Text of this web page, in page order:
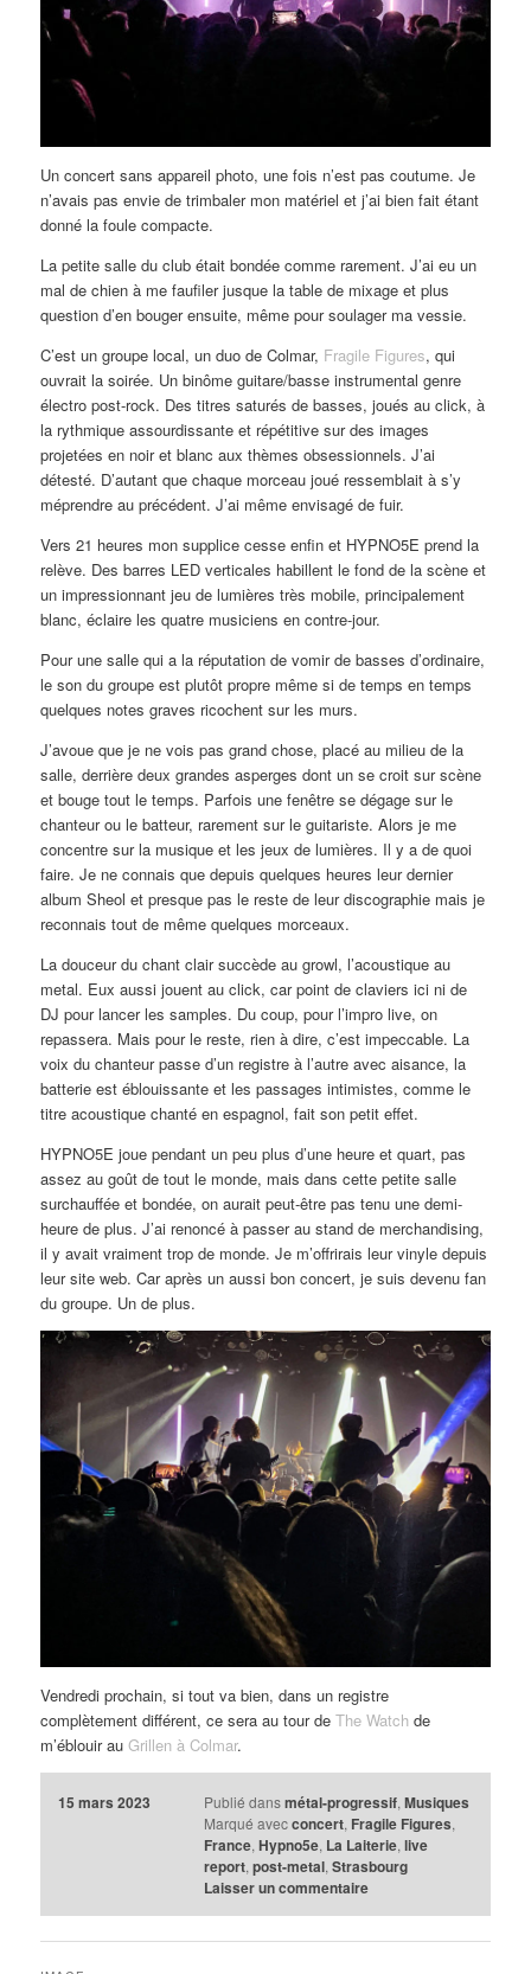
Un concert sans appareil photo, une fois n’est pas coutume. Je
n’avais pas envie de trimbaler mon matériel et j’ai bien fait étant
donné la foule compacte.
La petite salle du club était bondée comme rarement. J’ai eu un
mal de chien à me faufiler jusque la table de mixage et plus
question d’en bouger ensuite, même pour soulager ma vessie.
C’est un groupe local, un duo de Colmar, Fragile Figures, qui
ouvrait la soirée. Un binôme guitare/basse instrumental genre
électro post-rock. Des titres saturés de basses, joués au click, à
la rythmique assourdissante et répétitive sur des images
projetées en noir et blanc aux thèmes obsessionnels. J’ai
détesté. D’autant que chaque morceau joué ressemblait à s’y
méprendre au précédent. J’ai même envisagé de fuir.
Vers 21 heures mon supplice cesse enfin et HYPNO5E prend la
relève. Des barres LED verticales habillent le fond de la scène et
un impressionnant jeu de lumières très mobile, principalement
blanc, éclaire les quatre musiciens en contre-jour.
Pour une salle qui a la réputation de vomir de basses d’ordinaire,
le son du groupe est plutôt propre même si de temps en temps
quelques notes graves ricochent sur les murs.
J’avoue que je ne vois pas grand chose, placé au milieu de la
salle, derrière deux grandes asperges dont un se croit sur scène
et bouge tout le temps. Parfois une fenêtre se dégage sur le
chanteur ou le batteur, rarement sur le guitariste. Alors je me
concentre sur la musique et les jeux de lumières. Il y a de quoi
faire. Je ne connais que depuis quelques heures leur dernier
album Sheol et presque pas le reste de leur discographie mais je
reconnais tout de même quelques morceaux.
La douceur du chant clair succède au growl, l’acoustique au
metal. Eux aussi jouent au click, car point de claviers ici ni de
DJ pour lancer les samples. Du coup, pour l’impro live, on
repassera. Mais pour le reste, rien à dire, c’est impeccable. La
voix du chanteur passe d’un registre à l’autre avec aisance, la
batterie est éblouissante et les passages intimistes, comme le
titre acoustique chanté en espagnol, fait son petit effet.
HYPNO5E joue pendant un peu plus d’une heure et quart, pas
assez au goût de tout le monde, mais dans cette petite salle
surchauffée et bondée, on aurait peut-être pas tenu une demi-
heure de plus. J’ai renoncé à passer au stand de merchandising,
il y avait vraiment trop de monde. Je m’offrirais leur vinyle depuis
leur site web. Car après un aussi bon concert, je suis devenu fan
du groupe. Un de plus.
Vendredi prochain, si tout va bien, dans un registre
complètement différent, ce sera au tour deThe Watch de
m’éblouir auGrillen à Colmar.
15 mars 2023 Publié dans métal-progressif, Musiques
Marqué avec concert, Fragile Figures,
France, Hypno5e, La Laiterie, live
report, post-metal, Strasbourg
Laisser un commentaire